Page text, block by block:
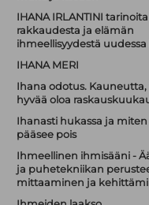
IHANA IRLANTINI
rakkaudesta ja elämän
ihmeellisyydestä
IHANA MERI
Ihana odotus.
hyvää oloa
Ihanasti hukassa ja miten
pääsee pois
Ihmeellinen ihmisääni -
ja puhetekniikan
mittaaminen ja